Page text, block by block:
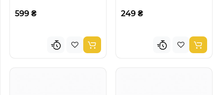
599 ₴ 249 ₴